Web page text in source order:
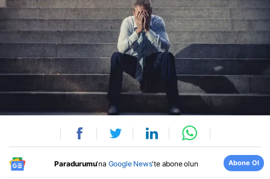
Paradurumu'na Google News'te abone olun Abone Ol